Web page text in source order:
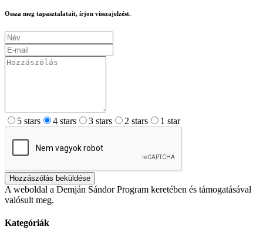
Ossza meg tapasztalatait, írjon visszajelzést.
5 stars 4 stars 3 stars 2 stars 1 star
Hozzászólás beküldése
A weboldal a Demján Sándor Program keretében és támogatásával
valósult meg.
Kategóriák